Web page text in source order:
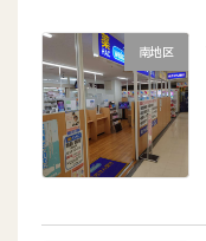
南地区